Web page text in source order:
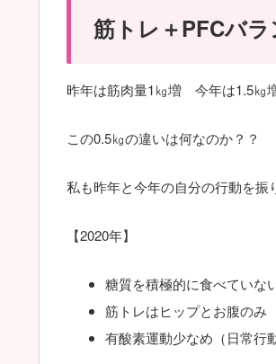
筋トレ＋PFCバ
昨年は筋肉量1㎏増 今年は1.5㎏
この0.5㎏の違いは何なのか？？
私も昨年と今年の自分の行動を振
【2020年】
糖質を積極的に食べていな
筋トレはヒップとお腹のみ
有酸素運動少なめ（日常行